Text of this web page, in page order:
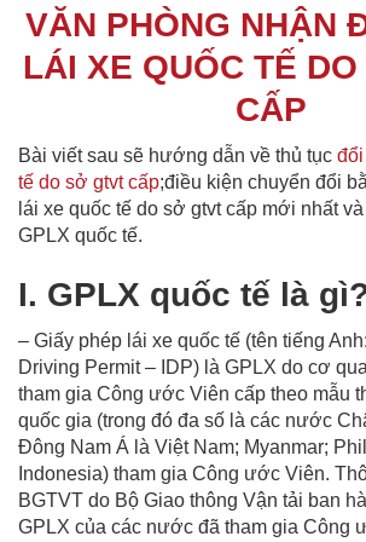
VĂN PHÒNG NHẬN
LÁI XE QUỐC TẾ
CẤP
Bài viết sau sẽ hướng dẫn về thủ tục
tế do sở gtvt cấp;điều kiện chuyển đổi
lái xe quốc tế do sở gtvt cấp mới nhất
GPLX quốc tế.
I. GPLX quốc tế là
– Giấy phép lái xe quốc tế (tên tiếng
Driving Permit – IDP) là GPLX do cơ
tham gia Công ước Viên cấp theo mẫu
quốc gia (trong đó đa số là các nước
Đông Nam Á là Việt Nam; Myanmar;
Indonesia) tham gia Công ước Viên.
BGTVT do Bộ Giao thông Vận tải ban
GPLX của các nước đã tham gia Công